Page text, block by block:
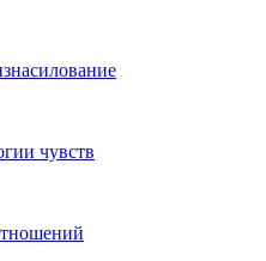
чувств